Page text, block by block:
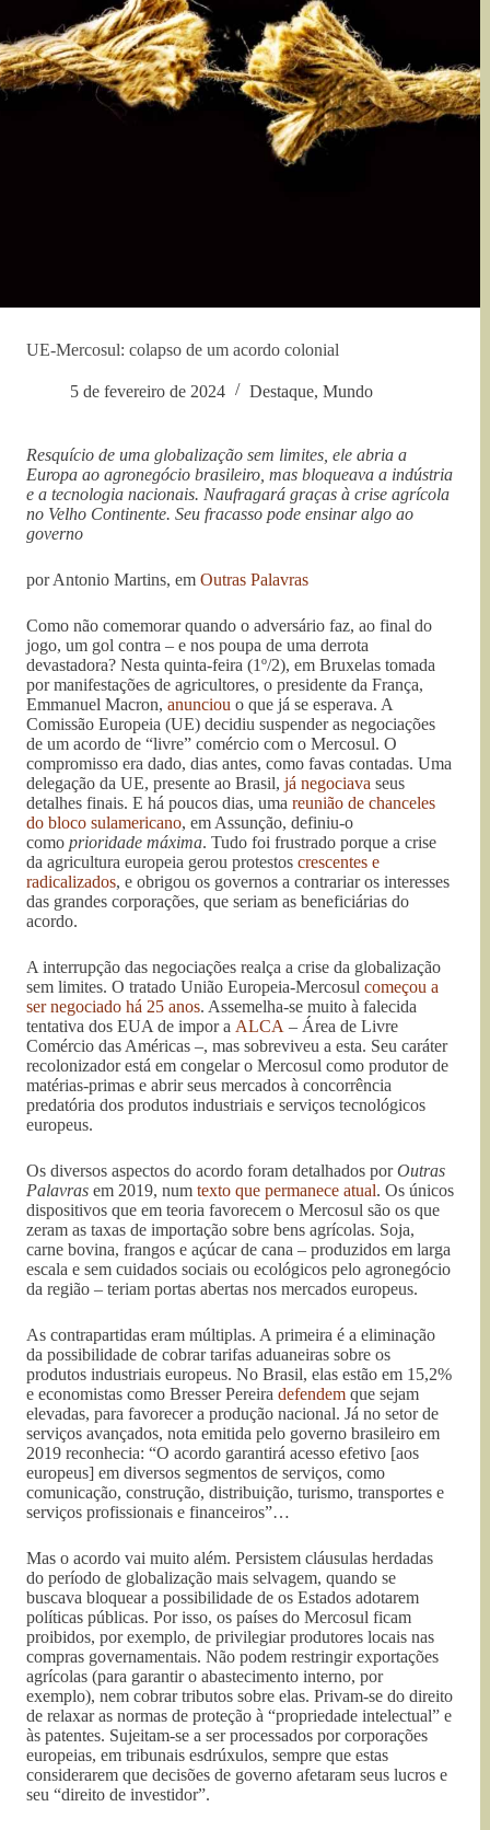
UE-Mercosul: colapso de um acordo colonial
5 de fevereiro de 2024 Destaque, Mundo
Resquício de uma globalização sem limites, ele abria a
Europa ao agronegócio brasileiro, mas bloqueava a indústria
e a tecnologia nacionais. Naufragará graças à crise agrícola
no Velho Continente. Seu fracasso pode ensinar algo ao
governo
por Antonio Martins, em Outras Palavras
Como não comemorar quando o adversário faz, ao final do
jogo, um gol contra – e nos poupa de uma derrota
devastadora? Nesta quinta-feira (1º/2), em Bruxelas tomada
por manifestações de agricultores, o presidente da França,
Emmanuel Macron, anunciou o que já se esperava. A
Comissão Europeia (UE) decidiu suspender as negociações
de um acordo de “livre” comércio com o Mercosul. O
compromisso era dado, dias antes, como favas contadas. Uma
delegação da UE, presente ao Brasil, já negociava seus
detalhes finais. E há poucos dias, uma reunião de chanceles
do bloco sulamericano, em Assunção, definiu-o
como prioridade máxima. Tudo foi frustrado porque a crise
da agricultura europeia gerou protestos crescentes e
radicalizados, e obrigou os governos a contrariar os interesses
das grandes corporações, que seriam as beneficiárias do
acordo.
A interrupção das negociações realça a crise da globalização
sem limites. O tratado União Europeia-Mercosul começou a
ser negociado há 25 anos. Assemelha-se muito à falecida
tentativa dos EUA de impor a ALCA – Área de Livre
Comércio das Américas –, mas sobreviveu a esta. Seu caráter
recolonizador está em congelar o Mercosul como produtor de
matérias-primas e abrir seus mercados à concorrência
predatória dos produtos industriais e serviços tecnológicos
europeus.
Os diversos aspectos do acordo foram detalhados porOutras
Palavras em 2019, num texto que permanece atual. Os únicos
dispositivos que em teoria favorecem o Mercosul são os que
zeram as taxas de importação sobre bens agrícolas. Soja,
carne bovina, frangos e açúcar de cana – produzidos em larga
escala e sem cuidados sociais ou ecológicos pelo agronegócio
da região – teriam portas abertas nos mercados europeus.
As contrapartidas eram múltiplas. A primeira é a eliminação
da possibilidade de cobrar tarifas aduaneiras sobre os
produtos industriais europeus. No Brasil, elas estão em 15,2%
e economistas como Bresser Pereira defendem que sejam
elevadas, para favorecer a produção nacional. Já no setor de
serviços avançados, nota emitida pelo governo brasileiro em
2019 reconhecia: “O acordo garantirá acesso efetivo [aos
europeus] em diversos segmentos de serviços, como
comunicação, construção, distribuição, turismo, transportes e
serviços profissionais e financeiros”…
Mas o acordo vai muito além. Persistem cláusulas herdadas
do período de globalização mais selvagem, quando se
buscava bloquear a possibilidade de os Estados adotarem
políticas públicas. Por isso, os países do Mercosul ficam
proibidos, por exemplo, de privilegiar produtores locais nas
compras governamentais. Não podem restringir exportações
agrícolas (para garantir o abastecimento interno, por
exemplo), nem cobrar tributos sobre elas. Privam-se do direito
de relaxar as normas de proteção à “propriedade intelectual” e
às patentes. Sujeitam-se a ser processados por corporações
europeias, em tribunais esdrúxulos, sempre que estas
considerarem que decisões de governo afetaram seus lucros e
seu “direito de investidor”.